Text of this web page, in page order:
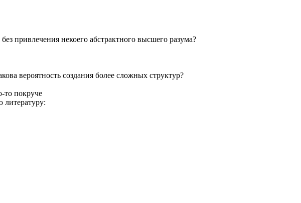
привлечения некоего абстрактного высшего разума?
вероятность создания более сложных структур?
то покруче